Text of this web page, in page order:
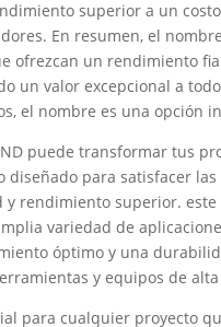
superior a un
En resumen, el
ofrezcan un rendimiento
un valor excepcional a
el nombre es una opción
puede transformar tus
para satisfacer
rendimiento superior.
variedad de
óptimo y una
y equipos de
para cualquier proyecto